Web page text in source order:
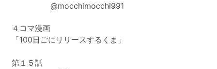
@mocchimocchi991
４コマ漫画
「100日ごにリリースするくま」
第１５話